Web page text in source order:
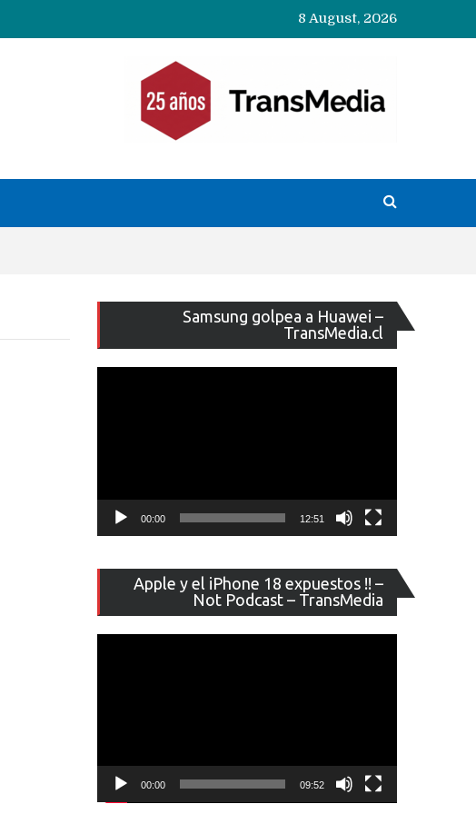
8 August, 2026
Samsung golpea a Huawei –
TransMedia.cl
de
vídeo
00:00 12:51
Apple y el iPhone 18 expuestos !! –
Not Podcast – TransMedia
de
vídeo
00:00 09:52